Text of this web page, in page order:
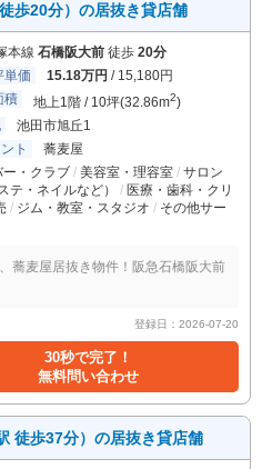
歩20分）の居抜き貸店舗
本線 石橋阪大前 徒歩 20分
単価
15.18万円 / 15,180円
積
地上1階 / 10坪(32.86m2)
池田市旭丘1
ト
蕎麦屋
ー・クラブ 美容室・理容室
サロン
テ・ネイルなど）
医療・歯科・クリ
ジム・教室・スタジオ
その他サー
蕎麦屋居抜き物件！阪急石橋阪大前
登録日：2026-07-20
30秒で完了！
無料問い合わせ
徒歩37分）の居抜き貸店舗